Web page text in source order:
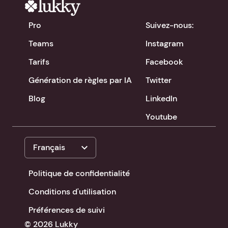
Pro
Teams
Tarifs
Génération de règles par IA
Blog
Suivez-nous:
Instagram
Facebook
Twitter
LinkedIn
Youtube
Français expand_more
Politique de confidentialité
Conditions d'utilisation
Préférences de suivi
© 2026 Lukky